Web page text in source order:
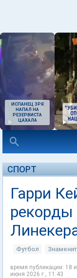
ИСПАНЕЦ ЗРЯ
НАПАЛ НА
РЕЗЕРВИСТА
ЦАХАЛА
СПОРТ
Гарри
рекорды
Футбол
время публикации: 18
июня 2026 г., 11:43